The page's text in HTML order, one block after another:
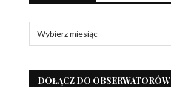
DOŁĄCZ DO OBSERWATORÓW